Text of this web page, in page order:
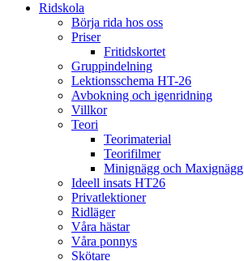
Ridskola
Börja rida hos oss
Priser
Fritidskortet
Gruppindelning
Lektionsschema HT-26
Avbokning och igenridning
Villkor
Teori
Teorimaterial
Teorifilmer
Minignägg och Maxignägg
Ideell insats HT26
Privatlektioner
Ridläger
Våra hästar
Våra ponnys
Skötare